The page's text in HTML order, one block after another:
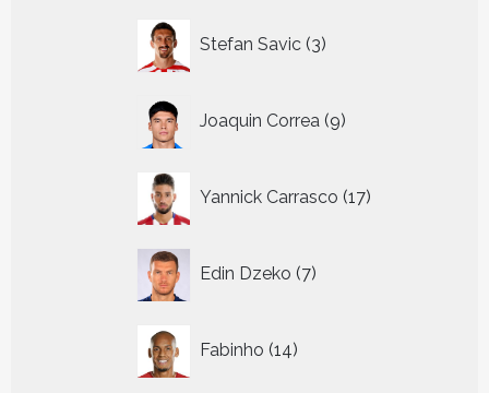
Stefan Savic 3
producten
Joaquin Correa 9
producten
Yannick Carrasco 17
producten
Edin Dzeko 7
producten
Fabinho 14
producten